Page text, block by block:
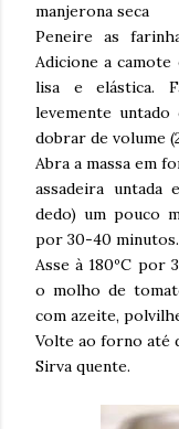
manjerona seca
Peneire as
Adicione a
lisa e elástica.
levemente
dobrar de volume
Abra a massa em
assadeira untada
dedo) um pouco
por 30-40 minutos.
Asse à 180ºC por
o molho de
com azeite,
Volte ao forno até
Sirva quente.